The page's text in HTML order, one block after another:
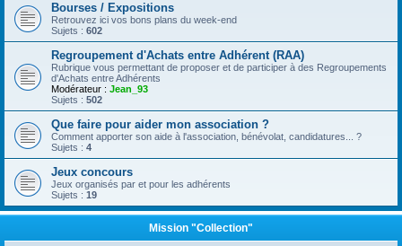
Bourses / Expositions
Retrouvez ici vos bons plans du week-end
Sujets : 602
Regroupement d'Achats entre Adhérent (RAA)
Rubrique vous permettant de proposer et de participer à des Regroupements
d'Achats entre Adhérents
Modérateur : Jean_93
Sujets : 502
Que faire pour aider mon association ?
Comment apporter son aide à l'association, bénévolat, candidatures... ?
Sujets : 4
Jeux concours
Jeux organisés par et pour les adhérents
Sujets : 19
Mission "Collection"